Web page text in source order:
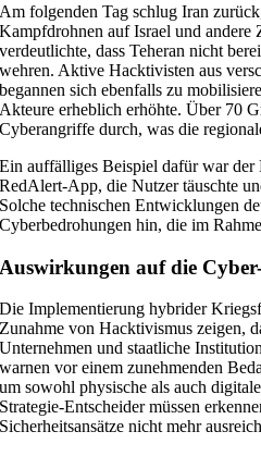
Am folgenden Tag schlug Iran
Kampfdrohnen auf Israel und andere
verdeutlichte, dass Teheran nicht
wehren. Aktive Hacktivisten aus
begannen sich ebenfalls zu
Akteure erheblich erhöhte. Über 70
Cyberangriffe durch, was die
Ein auffälliges Beispiel dafür war der
RedAlert-App, die Nutzer täuschte
Solche technischen Entwicklungen
Cyberbedrohungen hin, die im
Auswirkungen auf die
Die Implementierung hybrider
Zunahme von Hacktivismus zeigen,
Unternehmen und staatliche
warnen vor einem zunehmenden
um sowohl physische als auch
Strategie-Entscheider müssen
Sicherheitsansätze nicht mehr